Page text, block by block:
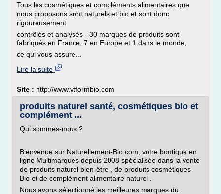
Tous les cosmétiques et compléments alimentaires que
nous proposons sont naturels et bio et sont donc
rigoureusement
contrôlés et analysés - 30 marques de produits sont
fabriqués en France, 7 en Europe et 1 dans le monde,
ce qui vous assure...
Lire la suite
Site : http://www.vtformbio.com
produits naturel santé, cosmétiques bio et
complément ...
Qui sommes-nous ?
Bienvenue sur Naturellement-Bio.com, votre boutique en
ligne Multimarques depuis 2008 spécialisée dans la vente
de produits naturel bien-être , de produits cosmétiques
Bio et de complément alimentaire naturel .
Nous avons sélectionné les meilleures marques du